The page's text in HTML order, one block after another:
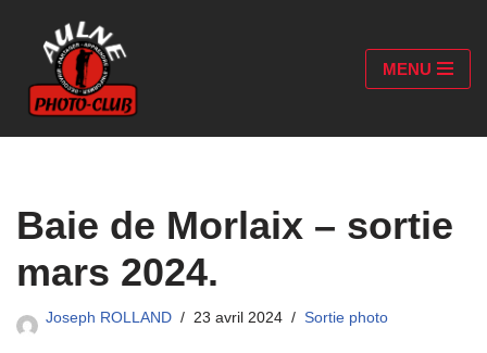
Aller
au
contenu
MENU
Baie de Morlaix – sortie
mars 2024.
Joseph ROLLAND 23 avril 2024 Sortie photo